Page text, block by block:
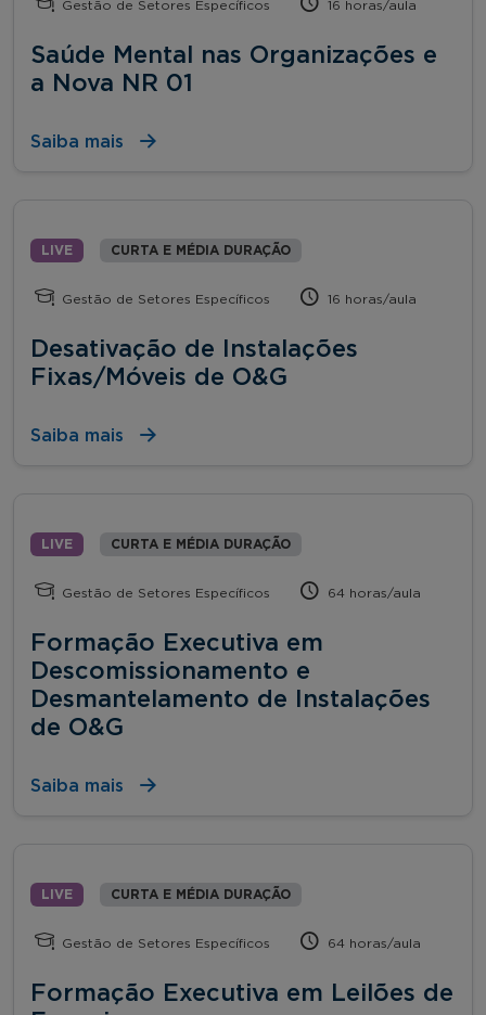
Gestão de Setores Específicos 16 horas/aula
Saúde Mental nas Organizações e
a Nova NR 01
Saiba mais
LIVE CURTA E MÉDIA DURAÇÃO
Gestão de Setores Específicos 16 horas/aula
Desativação de Instalações
Fixas/Móveis de O&G
Saiba mais
LIVE CURTA E MÉDIA DURAÇÃO
Gestão de Setores Específicos 64 horas/aula
Formação Executiva em
Descomissionamento e
Desmantelamento de Instalações
de O&G
Saiba mais
LIVE CURTA E MÉDIA DURAÇÃO
Gestão de Setores Específicos 64 horas/aula
Formação Executiva em Leilões de